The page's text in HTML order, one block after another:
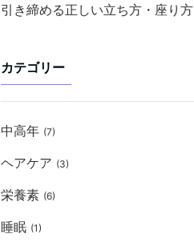
引き締める正しい立ち方・座り方
カテゴリー
中高年 (7)
ヘアケア (3)
栄養素 (6)
睡眠 (1)